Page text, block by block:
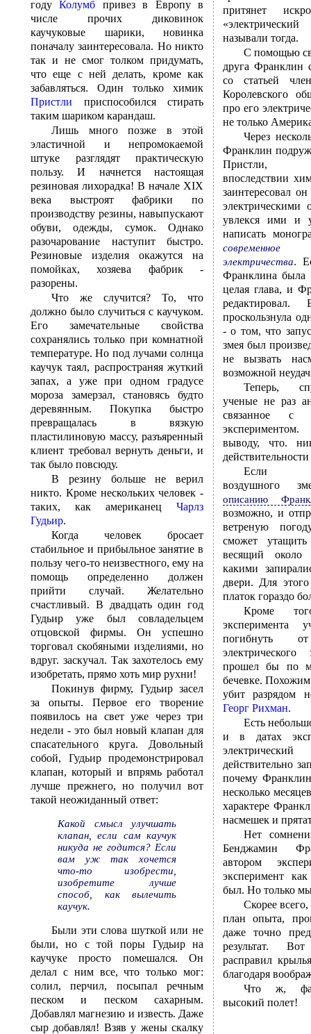
году Колумб привез в Европу в
числе прочих диковинок
каучуковые шарики, новинка
поначалу заинтересовала. Но никто
так и не смог толком придумать,
что еще с ней делать, кроме как
забавляться. Один только химик
Пристли приспособился стирать
таким шариком карандаш.
Лишь много позже в этой
эластичной и непромокаемой
штуке разглядят практическую
пользу. И начнется настоящая
резиновая лихорадка! В начале XIX
века выстроят фабрики по
производству резины, навыпускают
обуви, одежды, сумок. Однако
разочарование наступит быстро.
Резиновые изделия окажутся на
помойках, хозяева фабрик -
разорены.
Что же случится? То, что
должно было случиться с каучуком.
Его замечательные свойства
сохранялись только при комнатной
температуре. Но под лучами солнца
каучук таял, распространяя жуткий
запах, а уже при одном градусе
мороза замерзал, становясь будто
деревянным. Покупка быстро
превращалась в вязкую
пластилиновую массу, разъяренный
клиент требовал вернуть деньги, и
так было повсюду.
В резину больше не верил
никто. Кроме нескольких человек -
таких, как американец Чарлз
Гудьир.
Когда человек бросает
стабильное и прибыльное занятие в
пользу чего-то неизвестного, ему на
помощь определенно должен
прийти случай. Желательно
счастливый. В двадцать один год
Гудьир уже был совладельцем
отцовской фирмы. Он успешно
торговал скобяными изделиями, но
вдруг. заскучал. Так захотелось ему
изобретать, прямо хоть мир рухни!
Покинув фирму, Гудьир засел
за опыты. Первое его творение
появилось на свет уже через три
недели - это был новый клапан для
спасательного круга. Довольный
собой, Гудьир продемонстрировал
клапан, который и впрямь работал
лучше прежнего, но получил вот
такой неожиданный ответ:
Какой смысл улучшать
клапан, если сам каучук
никуда не годится? Если
вам уж так хочется
что-то изобрести,
изобретите лучше
способ, как вылечить
каучук.
Были эти слова шуткой или не
были, но с той поры Гудьир на
каучуке просто помешался. Он
делал с ним все, что только мог:
солил, перчил, посыпал речным
песком и песком сахарным.
Добавлял магнезию и известь. Даже
сыр добавлял! Взяв у жены скалку
притянет
называли тогда.
С помощью
друга Франклин
со статьей
Королевского
про его
не только
Через
Франклин
Пристли,
впоследствии
заинтересовал
электрическими
увлекся ими и
написать
электричества.
Франклина была
целая глава, и
проскользнула
- о том, что
змея был
не вызвать
возможной
Теперь,
ученые не раз
связанное с
выводу, что.
Если
воздушного
описанию
возможно, и
ветреную
сможет
весящий около
какими
двери. Для
платок гораздо
Кроме
эксперимента
погибнуть
прошел бы по
бечевке.
убит разрядом
Георг Рихман.
Есть
и в датах
действительно
почему
несколько
характере
насмешек и
Нет
Бенджамин
автором
эксперимент
был. Но только
Скорее
план опыта,
даже точно
результат.
расправил
благодаря
Что ж,
высокий полет!